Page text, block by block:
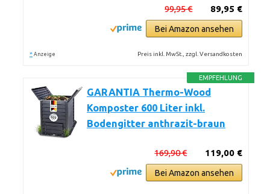
89,95 €
99,95 €
Bei Amazon ansehen
* Anzeige Preis inkl. MwSt., zzgl. Versandkosten
EMPFEHLUNG
GARANTIA Thermo-Wood
Komposter 600 Liter inkl.
Bodengitter anthrazit-braun
119,00 €
169,90 €
Bei Amazon ansehen